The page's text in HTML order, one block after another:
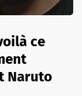
ce
Naruto